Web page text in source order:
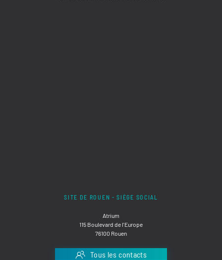
SITE DE ROUEN - SIÈGE SOCIAL
Atrium
115 Boulevard de l'Europe
76100 Rouen
Tous les contacts